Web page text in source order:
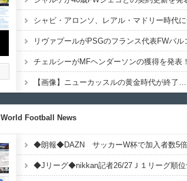
【画像】ニューカッスルの黄金時代が終了…
World Football News